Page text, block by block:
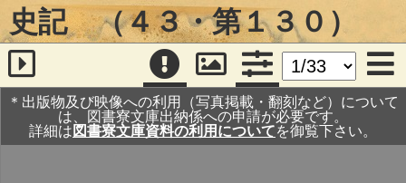
史記 （４３・第１３０）
＊出版物及び映像への利用（写真掲載・翻刻など）について
は、図書寮文庫出納係への申請が必要です。
詳細は 図書寮文庫資料の利用についてを御覧下さい。